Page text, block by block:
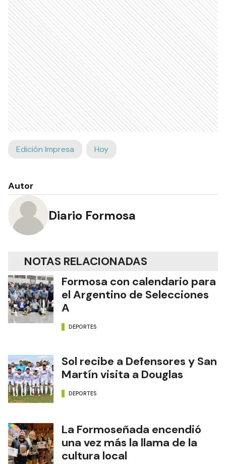
Edición Impresa Hoy
Autor
Diario Formosa
NOTAS RELACIONADAS
Formosa con calendario para
el Argentino de Selecciones
A
DEPORTES
Sol recibe a Defensores y San
Martín visita a Douglas
DEPORTES
La Formoseñada encendió
una vez más la llama de la
cultura local